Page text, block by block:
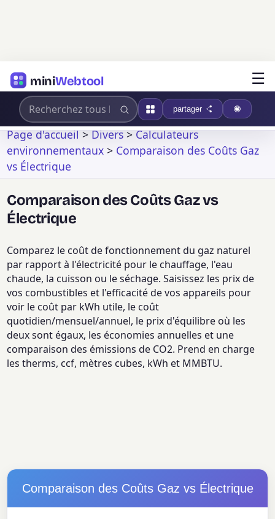
miniWebtool ☰
partager
Page d'accueil>Divers>Calculateurs
environnementaux > Comparaison des Coûts Gaz
vs Électrique
Comparaison des Coûts Gaz vs
Électrique
Comparez le coût de fonctionnement du gaz naturel
par rapport à l'électricité pour le chauffage, l'eau
chaude, la cuisson ou le séchage. Saisissez les prix de
vos combustibles et l'efficacité de vos appareils pour
voir le coût par kWh utile, le coût
quotidien/mensuel/annuel, le prix d'équilibre où les
deux sont égaux, les économies annuelles et une
comparaison des émissions de CO2. Prend en charge
les therms, ccf, mètres cubes, kWh et MMBTU.
Comparaison des Coûts Gaz vs Électrique